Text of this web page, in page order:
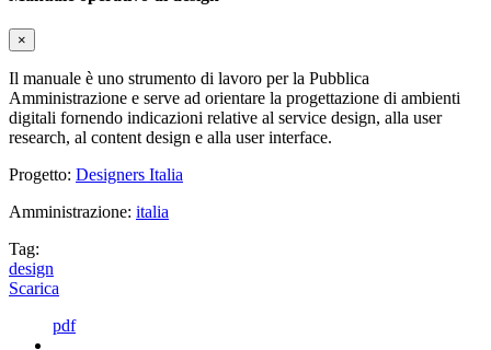
×
Il manuale è uno strumento di lavoro per la Pubblica
Amministrazione e serve ad orientare la progettazione di ambienti
digitali fornendo indicazioni relative al service design, alla user
research, al content design e alla user interface.
Progetto: Designers Italia
Amministrazione: italia
Tag:
design
Scarica
pdf